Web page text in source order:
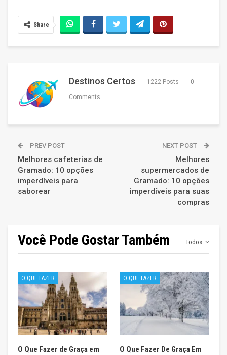
Share
Destinos Certos 1222 Posts 0
Comments
PREV POST
Melhores cafeterias de
Gramado: 10 opções
imperdíveis para
saborear
NEXT POST
Melhores
supermercados de
Gramado: 10 opções
imperdíveis para suas
compras
Todos
Você Pode Gostar Também
O QUE FAZER
O Que Fazer de Graça em
O QUE FAZER
O Que Fazer De Graça Em